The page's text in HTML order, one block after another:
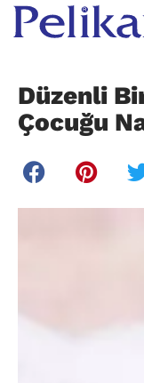
Düzenli
Çocuğu